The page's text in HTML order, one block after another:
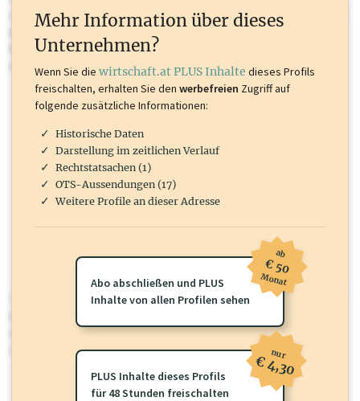
oder loggen Sie sich ein um diese Inhalte zu sehen. wirtschaft.at PLUS
Marken, Patente, Rechtstatsachen, OTS-Aussendungen, und viele
mehr.
wirtschaft.at PLUS
Sie momentan nicht einsehen können. Schalten Sie dieses Profil frei
oder loggen Sie sich ein um diese Inhalte zu sehen.
Mehr Information über dieses
Unternehmen?
Wenn Sie die wirtschaft.at PLUS Inhalte dieses Profils
freischalten, erhalten Sie den werbefreien Zugriff auf
folgende zusätzliche Informationen:
Historische Daten
Darstellung im zeitlichen Verlauf
Rechtstatsachen (1)
OTS-Aussendungen (17)
Weitere Profile an dieser Adresse
Abo abschließen und PLUS
Inhalte von allen Profilen sehen
ab
€ 50
Monat
PLUS Inhalte dieses Profils
für 48 Stunden freischalten
nur
€ 4,30